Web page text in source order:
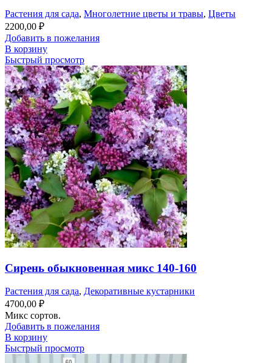
Растения для сада, Многолетние цветы и травы, Цветы
2200,00 ₽
Добавить в пожелания
В корзину
Быстрый просмотр
Сирень обыкновенная микс 140-160
Растения для сада, Декоративные кустарники
4700,00 ₽
Микс сортов.
Добавить в пожелания
В корзину
Быстрый просмотр